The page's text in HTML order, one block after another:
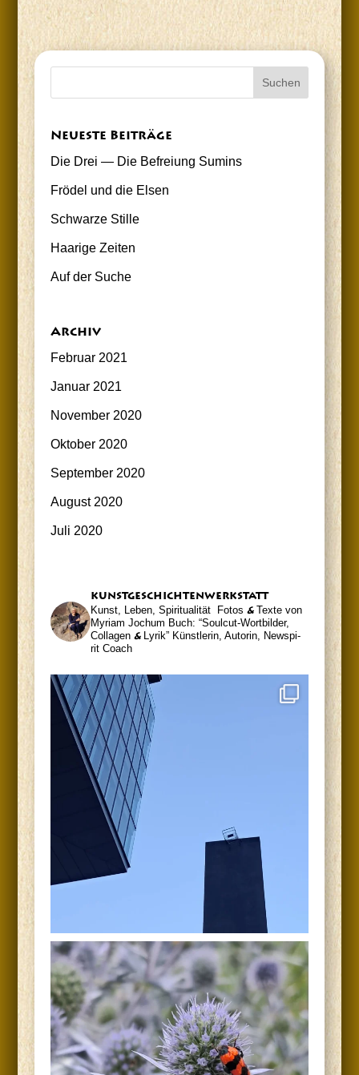
Neu­es­te Beiträge
Die Drei — Die Befrei­ung Sumins
Frö­del und die Elsen
Schwar­ze Stille
Haa­ri­ge Zeiten
Auf der Suche
Archiv
Februar 2021
Januar 2021
November 2020
Oktober 2020
September 2020
August 2020
Juli 2020
kunst­ge­schich­ten­werk­statt
Kunst, Leben, Spiritualität Fotos &Tex­te von
Myri­am Jochum Buch: “Soul­cut-Wort­bil­der,
Col­la­gen &Lyrik”Künst­le­rin, Autorin, News­pi­
rit Coach